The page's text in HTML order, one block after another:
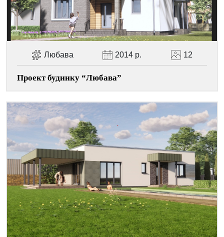
Facebook
Viber TelegramWhatsAppPinterest
Любава 2014 р. 12
Проект будинку “Любава”